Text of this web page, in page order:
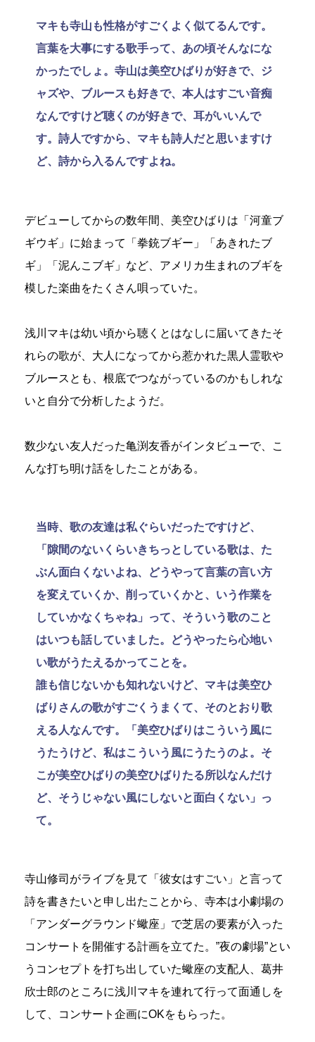
マキも寺山も性格がすごくよく似てるんです。
言葉を大事にする歌手って、あの頃そんなにな
かったでしょ。寺山は美空ひばりが好きで、ジ
ャズや、ブルースも好きで、本人はすごい音痴
なんですけど聴くのが好きで、耳がいいんで
す。詩人ですから、マキも詩人だと思いますけ
ど、詩から入るんですよね。
デビューしてからの数年間、美空ひばりは「河童ブ
ギウギ」に始まって「拳銃ブギー」「あきれたブ
ギ」「泥んこブギ」など、アメリカ生まれのブギを
模した楽曲をたくさん唄っていた。
浅川マキは幼い頃から聴くとはなしに届いてきたそ
れらの歌が、大人になってから惹かれた黒人霊歌や
ブルースとも、根底でつながっているのかもしれな
いと自分で分析したようだ。
数少ない友人だった亀渕友香がインタビューで、こ
んな打ち明け話をしたことがある。
当時、歌の友達は私ぐらいだったですけど、
「隙間のないくらいきちっとしている歌は、た
ぶん面白くないよね、どうやって言葉の言い方
を変えていくか、削っていくかと、いう作業を
していかなくちゃね」って、そういう歌のこと
はいつも話していました。どうやったら心地い
い歌がうたえるかってことを。
誰も信じないかも知れないけど、マキは美空ひ
ばりさんの歌がすごくうまくて、そのとおり歌
える人なんです。「美空ひばりはこういう風に
うたうけど、私はこういう風にうたうのよ。そ
こが美空ひばりの美空ひばりたる所以なんだけ
ど、そうじゃない風にしないと面白くない」っ
て。
寺山修司がライブを見て「彼女はすごい」と言って
詩を書きたいと申し出たことから、寺本は小劇場の
「アンダーグラウンド蠍座」で芝居の要素が入った
コンサートを開催する計画を立てた。”夜の劇場”とい
うコンセプトを打ち出していた蠍座の支配人、葛井
欣士郎のところに浅川マキを連れて行って面通しを
して、コンサート企画にOKをもらった。